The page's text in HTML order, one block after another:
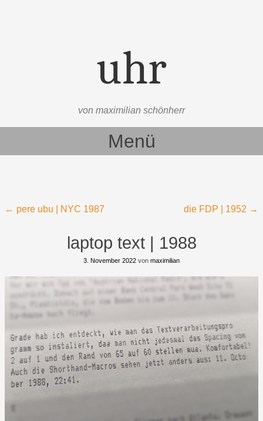
uhr
von maximilian schönherr
Menü
Beitragsnavigation
← pere ubu | NYC 1987 die FDP | 1952 →
laptop text | 1988
3. November 2022 von maximilian